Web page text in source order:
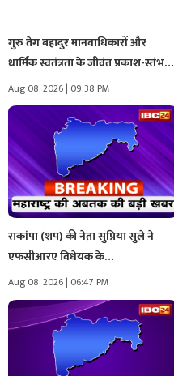
गुरु तेग बहादुर मानवाधिकारों और
धार्मिक स्वतंत्रता के जीवंत प्रकाश-स्तंभ…
Aug 08, 2026 | 09:38 PM
राकांपा (शप) की नेता सुप्रिया सुले ने
एफसीआरए विधेयक के…
Aug 08, 2026 | 06:47 PM